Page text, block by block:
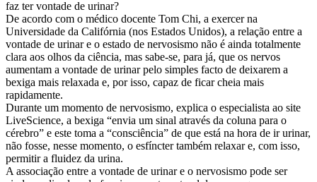
faz ter vontade de urinar?
De acordo com o médico docente Tom Chi, a exercer na
Universidade da Califórnia (nos Estados Unidos), a relação entre a
vontade de urinar e o estado de nervosismo não é ainda totalmente
clara aos olhos da ciência, mas sabe-se, para já, que os nervos
aumentam a vontade de urinar pelo simples facto de deixarem a
bexiga mais relaxada e, por isso, capaz de ficar cheia mais
rapidamente.
Durante um momento de nervosismo, explica o especialista ao site
LiveScience, a bexiga “envia um sinal através da coluna para o
cérebro” e este toma a “consciência” de que está na hora de ir urinar,
não fosse, nesse momento, o esfíncter também relaxar e, com isso,
permitir a fluidez da urina.
A associação entre a vontade de urinar e o nervosismo pode ser